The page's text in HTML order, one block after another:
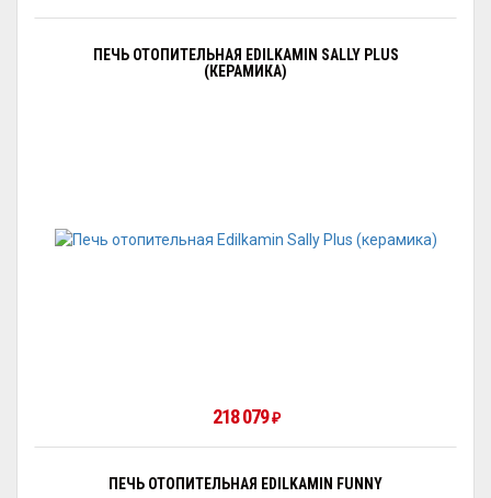
ПЕЧЬ ОТОПИТЕЛЬНАЯ EDILKAMIN SALLY PLUS
(КЕРАМИКА)
218 079 ₽
ПЕЧЬ ОТОПИТЕЛЬНАЯ EDILKAMIN FUNNY